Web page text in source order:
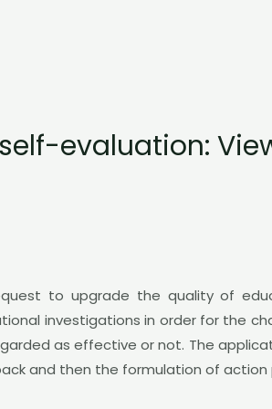
evaluation:
to upgrade the quality of
investigations in order for the
as effective or not. The
and then the formulation of